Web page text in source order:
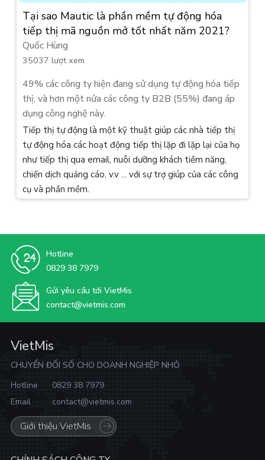
Tại sao Mautic ​​là phần mềm tự động hóa
tiếp thị mã nguồn mở tốt nhất năm 2021?
Quốc Hùng
35037 lượt xem
49% các công ty hiện đang sử dụng tự động hóa tiếp
thị, và hơn một nửa các công ty B2B (55%) đang áp
dụng công nghệ này.
Tiếp thị tự động là một kỹ thuật giúp các nhà tiếp thị
tự động hóa các hoạt động tiếp thị lặp đi lặp lại của họ
như tiếp thị qua email, nuôi dưỡng khách tiềm năng,
chiến dịch quảng cáo, v.v ... với sự trợ giúp của các công
cụ và phần mềm.
Hotline
0829 38 7979
Gửi yêu cầu tới VietMis
contact@vietmis.com
VietMis
CHUYỂN ĐỔI SỐ CHO DOANH NGHIỆP NHỎ
Hotline
0829 38 7979
Email
contact@vietmis.com
Giới thiệu VietMis